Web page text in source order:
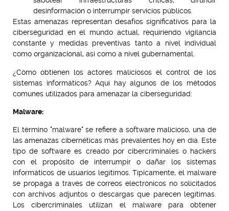
desinformación o interrumpir servicios públicos.
Estas amenazas representan desafíos significativos para la
ciberseguridad en el mundo actual, requiriendo vigilancia
constante y medidas preventivas tanto a nivel individual
como organizacional, así como a nivel gubernamental.
¿Cómo obtienen los actores maliciosos el control de los
sistemas informáticos? Aquí hay algunos de los métodos
comunes utilizados para amenazar la ciberseguridad:
Malware:
El término "malware" se refiere a software malicioso, una de
las amenazas cibernéticas más prevalentes hoy en día. Este
tipo de software es creado por cibercriminales o hackers
con el propósito de interrumpir o dañar los sistemas
informáticos de usuarios legítimos. Típicamente, el malware
se propaga a través de correos electrónicos no solicitados
con archivos adjuntos o descargas que parecen legítimas.
Los cibercriminales utilizan el malware para obtener